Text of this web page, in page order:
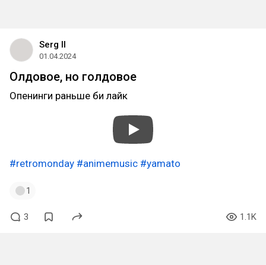
Serg Il
01.04.2024
Олдовое, но голдовое
Опенинги раньше би лайк
#retromonday #animemusic #yamato
1
3 1.1K